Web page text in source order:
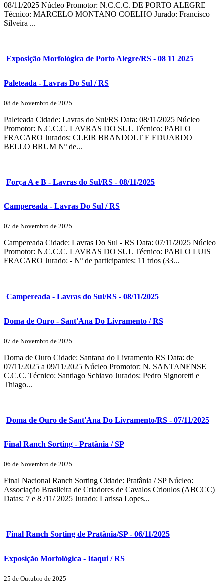
08/11/2025 Núcleo Promotor: N.C.C.C. DE PORTO ALEGRE
Técnico: MARCELO MONTANO COELHO Jurado: Francisco
Silveira ...
Exposição Morfológica de Porto Alegre/RS - 08 11 2025
Paleteada - Lavras Do Sul / RS
08 de Novembro de 2025
Paleteada Cidade: Lavras do Sul/RS Data: 08/11/2025 Núcleo
Promotor: N.C.C.C. LAVRAS DO SUL Técnico: PABLO
FRACARO Jurados: CLEIR BRANDOLT E EDUARDO
BELLO BRUM Nº de...
Força A e B - Lavras do Sul/RS - 08/11/2025
Campereada - Lavras Do Sul / RS
07 de Novembro de 2025
Campereada Cidade: Lavras Do Sul - RS Data: 07/11/2025 Núcleo
Promotor: N.C.C.C. LAVRAS DO SUL Técnico: PABLO LUIS
FRACARO Jurado: - Nº de participantes: 11 trios (33...
Campereada - Lavras do Sul/RS - 08/11/2025
Doma de Ouro - Sant'Ana Do Livramento / RS
07 de Novembro de 2025
Doma de Ouro Cidade: Santana do Livramento RS Data: de
07/11/2025 a 09/11/2025 Núcleo Promotor: N. SANTANENSE
C.C.C. Técnico: Santiago Schiavo Jurados: Pedro Signoretti e
Thiago...
Doma de Ouro de Sant'Ana Do Livramento/RS - 07/11/2025
Final Ranch Sorting - Pratânia / SP
06 de Novembro de 2025
Final Nacional Ranch Sorting Cidade: Pratânia / SP Núcleo:
Associação Brasileira de Criadores de Cavalos Crioulos (ABCCC)
Datas: 7 e 8 /11/ 2025 Jurado: Larissa Lopes...
Final Ranch Sorting de Pratânia/SP - 06/11/2025
Exposição Morfológica - Itaqui / RS
25 de Outubro de 2025